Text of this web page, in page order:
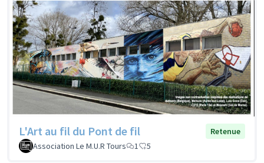
L'Art au fil du Pont de fil
Retenue
Association Le M.U.R Tours
1 5